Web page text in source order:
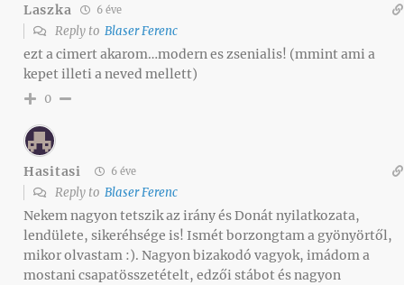
Laszka 6 éve
Reply to Blaser Ferenc
ezt a cimert akarom…modern es zsenialis! (mmint ami a
kepet illeti a neved mellett)
0
Hasitasi 6 éve
Reply to Blaser Ferenc
Nekem nagyon tetszik az irány és Donát nyilatkozata,
lendülete, sikeréhsége is! Ismét borzongtam a gyönyörtől,
mikor olvastam :). Nagyon bizakodó vagyok, imádom a
mostani csapatösszetételt, edzői stábot és nagyon